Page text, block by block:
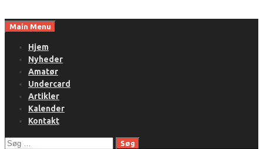
toMain Menu
Hjem
Nyheder
Amatør
Undercard
Artikler
Kalender
Kontakt
Søg